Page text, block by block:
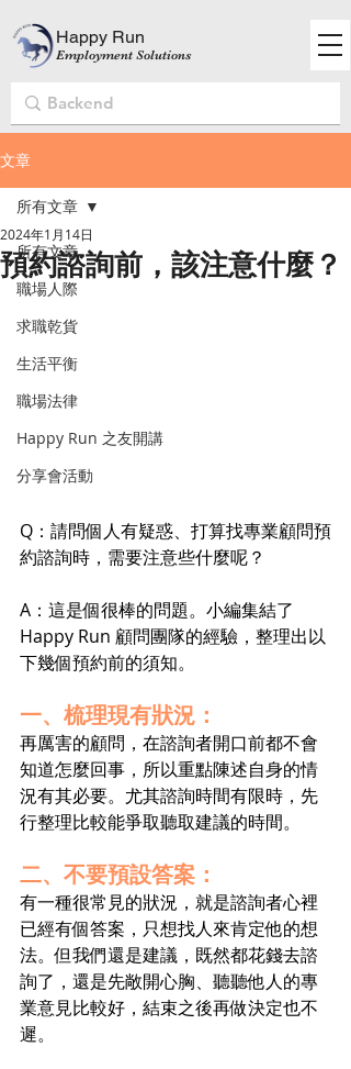
Happy Run
Employment Solutions
文章
所有文章
職場人際
求職乾貨
生活平衡
職場法律
Happy Run 之友開講
分享會活動
所有文章
預約諮詢前，該注意什麼？
2024年1月14日
Q：請問個人有疑惑、打算找專業顧問預
約諮詢時，需要注意些什麼呢？
A：這是個很棒的問題。小編集結了
Happy Run 顧問團隊的經驗，整理出以
下幾個預約前的須知。
一、梳理現有狀況：
再厲害的顧問，在諮詢者開口前都不會
知道怎麼回事，所以重點陳述自身的情
況有其必要。尤其諮詢時間有限時，先
行整理比較能爭取聽取建議的時間。
二、不要預設答案：
有一種很常見的狀況，就是諮詢者心裡
已經有個答案，只想找人來肯定他的想
法。但我們還是建議，既然都花錢去諮
詢了，還是先敞開心胸、聽聽他人的專
業意見比較好，結束之後再做決定也不
遲。